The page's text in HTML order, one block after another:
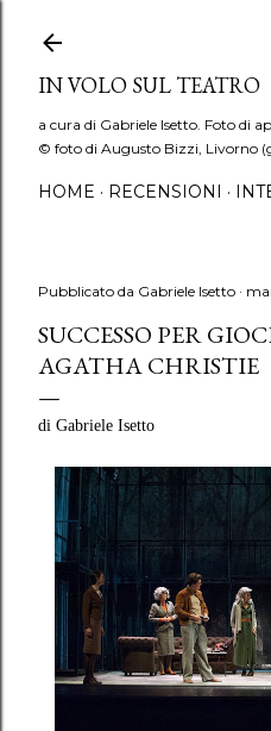
IN VOLO SUL TEATRO
a cura di Gabriele Isetto. Foto di
© foto di Augusto Bizzi, Livorno
HOME RECENSIONI
Pubblicato da Gabriele Isetto
SUCCESSO PER
AGATHA CHRISTIE
di Gabriele Isetto